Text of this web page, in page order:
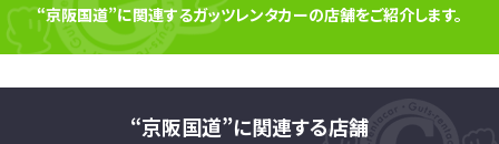
“京阪国道”に関連するガッツレンタカーの店舗をご紹介します。
“京阪国道”に関連する店舗